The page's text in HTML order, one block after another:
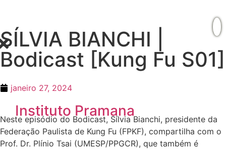
Instituto Pramana
SÍLVIA BIANCHI |
Bodicast [Kung Fu S01]
janeiro 27, 2024
Neste episódio do Bodicast, Sílvia Bianchi, presidente da
Federação Paulista de Kung Fu (FPKF), compartilha com o
Prof. Dr. Plínio Tsai (UMESP/PPGCR), que também é